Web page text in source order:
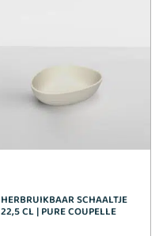
HERBRUIKBAAR SCHAALTJE
22,5 CL | PURE COUPELLE